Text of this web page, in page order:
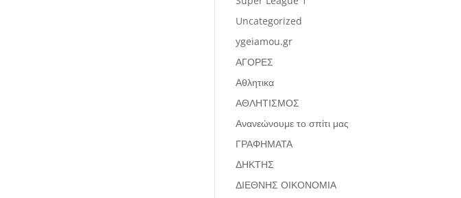
Uncategorized
ygeiamou.gr
ΑΓΟΡΕΣ
Αθλητικα
ΑΘΛΗΤΙΣΜΟΣ
Ανανεώνουμε το σπίτι μας
ΓΡΑΦΗΜΑΤΑ
ΔΗΚΤΗΣ
ΔΙΕΘΝΗΣ ΟΙΚΟΝΟΜΙΑ